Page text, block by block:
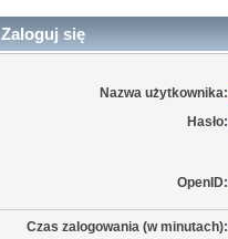
Zaloguj się
Nazwa użytkownika:
Hasło:
OpenID:
Czas zalogowania (w minutach):